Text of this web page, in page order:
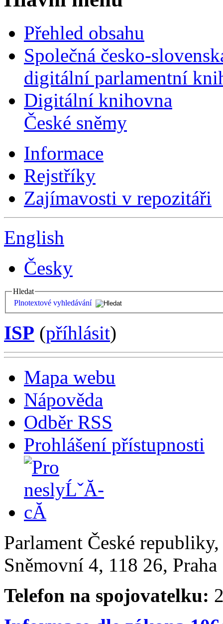
Přehled obsahu
Společná česko-
digitální parlamentní
Digitální knihovna
České sněmy
Informace
Rejstříky
Zajímavosti v repozitáři
English
Česky
Hledat
Plnotextové vyhledávání
ISP (příhlásit)
Mapa webu
Nápověda
Odběr RSS
Prohlášení přístupnosti
Parlament České
Sněmovní 4, 118 26,
Telefon na spojovatelku: